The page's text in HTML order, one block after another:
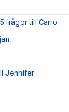
frågor till Carro
Jennifer